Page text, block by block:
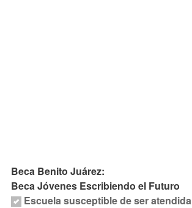
Beca Benito Juárez:
Beca Jóvenes Escribiendo el Futuro
Escuela susceptible de ser atendida